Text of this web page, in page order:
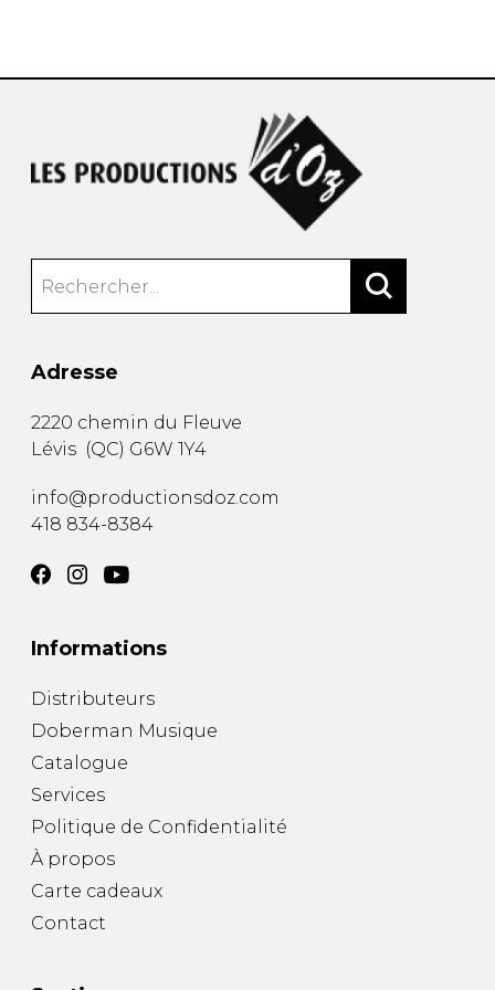
Adresse
2220 chemin du Fleuve
Lévis (QC) G6W 1Y4
info@productionsdoz.com
418 834-8384
Informations
Distributeurs
Doberman Musique
Catalogue
Services
Politique de Confidentialité
À propos
Carte cadeaux
Contact